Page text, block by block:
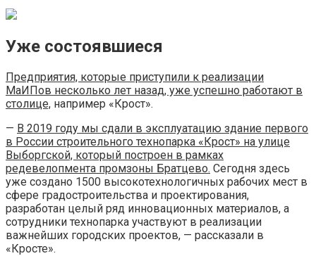
Уже состоявшиеся
Предприятия, которые приступили к реализации
МаИПов несколько лет назад, уже успешно работают в
столице, например «Крост».
— В 2019 году мы сдали в эксплуатацию здание первого
в России строительного технопарка «Крост» на улице
Выборгской, который построен в рамках
редевелопмента промзоны Братцево. Сегодня здесь
уже создано 1500 высокотехнологичных рабочих мест в
сфере градостроительства и проектирования,
разработан целый ряд инновационных материалов, а
сотрудники технопарка участвуют в реализации
важнейших городских проектов, — рассказали в
«Кросте».